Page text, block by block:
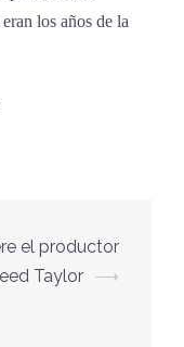
los años de la
el productor
Taylor ⟶